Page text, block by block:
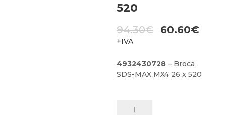
520
94.30€
O
era:
94.30€.
60.60€
O
atual
é:
+IVA
4932430728 – Broca
SDS-MAX MX4 26 x 520